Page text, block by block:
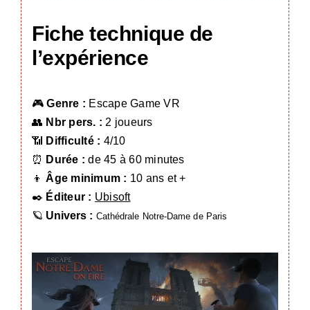
Fiche technique de
l’expérience
🎮Genre : Escape Game VR
👥 Nbr pers. : 2 joueurs
📶
Difficulté : 4/10
⏰ Durée : de 45 à 60 minutes
👦Âge minimum : 10 ans et +
✒️ Éditeur : Ubisoft
🪐 Univers : Cathédrale Notre-Dame de Paris